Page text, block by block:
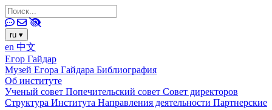
ru ▾
en 中文
Егор Гайдар
Музей Егора Гайдара Библиография
Об институте
Ученый совет Попечительский совет Совет директоров
Структура Института Направления деятельности Партнерские